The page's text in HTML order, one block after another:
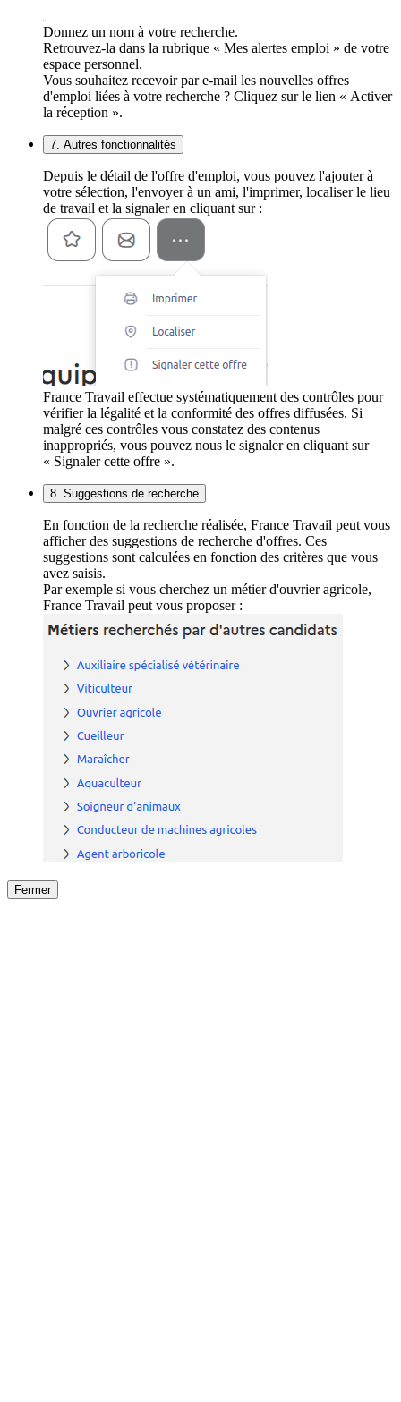
Donnez un nom à votre recherche.
Retrouvez-la dans la rubrique « Mes alertes emploi » de votre
espace personnel.
Vous souhaitez recevoir par e-mail les nouvelles offres
d'emploi liées à votre recherche ? Cliquez sur le lien « Activer
la réception ».
7. Autres fonctionnalités
Depuis le détail de l'offre d'emploi, vous pouvez l'ajouter à
votre sélection, l'envoyer à un ami, l'imprimer, localiser le lieu
de travail et la signaler en cliquant sur :
France Travail effectue systématiquement des contrôles pour
vérifier la légalité et la conformité des offres diffusées. Si
malgré ces contrôles vous constatez des contenus
inappropriés, vous pouvez nous le signaler en cliquant sur
« Signaler cette offre ».
8. Suggestions de recherche
En fonction de la recherche réalisée, France Travail peut vous
afficher des suggestions de recherche d'offres. Ces
suggestions sont calculées en fonction des critères que vous
avez saisis.
Par exemple si vous cherchez un métier d'ouvrier agricole,
France Travail peut vous proposer :
Fermer